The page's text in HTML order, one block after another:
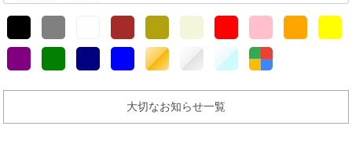
大切なお知らせ一覧